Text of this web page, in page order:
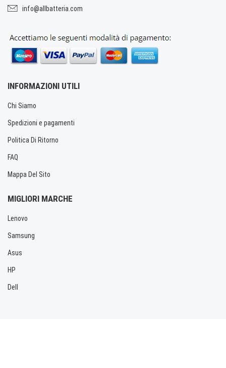
info@allbatteria.com
INFORMAZIONI UTILI
Chi Siamo
Spedizioni e pagamenti
Politica Di Ritorno
FAQ
Mappa Del Sito
MIGLIORI MARCHE
Lenovo
Samsung
Asus
HP
Dell